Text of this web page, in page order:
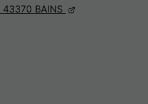
43370 BAINS